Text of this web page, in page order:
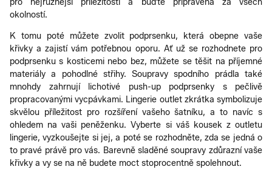
okolností.
K tomu poté můžete zvolit podprsenku, která obepne vaše
křivky a zajistí vám potřebnou oporu. Ať už se rozhodnete pro
podprsenku s kosticemi nebo bez, můžete se těšit na příjemné
materiály a pohodlné střihy. Soupravy spodního prádla také
mnohdy zahrnují lichotivé push-up podprsenky s pečlivě
propracovanými vycpávkami. Lingerie outlet zkrátka symbolizuje
skvělou příležitost pro rozšíření vašeho šatníku, a to navíc s
ohledem na vaši peněženku. Vyberte si váš kousek z outletu
lingerie, vyzkoušejte si jej, a poté se rozhodněte, zda se jedná o
to pravé právě pro vás. Barevně sladěné soupravy zdůrazní vaše
křivky a vy se na ně budete moct stoprocentně spolehnout.